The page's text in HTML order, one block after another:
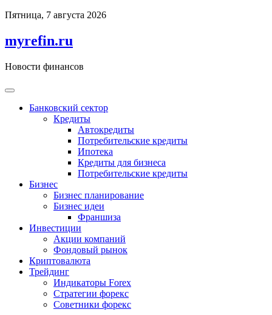
Перейти
содержимому
Пятница, 7 августа 2026
myrefin.ru
Новости финансов
Банковский сектор
Кредиты
Автокредиты
Потребительские кредиты
Ипотека
Кредиты для бизнеса
Потребительские кредиты
Бизнес
Бизнес планирование
Бизнес идеи
Франшиза
Инвестиции
Акции компаний
Фондовый рынок
Криптовалюта
Трейдинг
Индикаторы Forex
Стратегии форекс
Советники форекс